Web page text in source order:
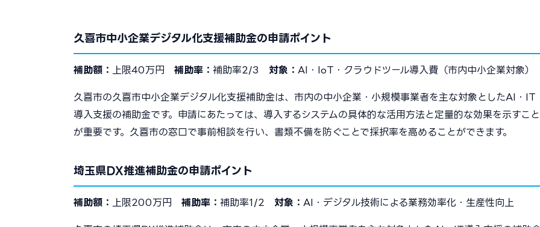
久喜市中小企業デジタル化支援補助金の申請ポイント
補助額： 上限40万円 補助率： 補助率2/3 対象： AI・IoT・クラウドツール導入費（市内中小企業対象）
久喜市の久喜市中小企業デジタル化支援補助金は、市内の中小企業・小規模事業者を主な対象としたAI・IT
導入支援の補助金です。申請にあたっては、導入するシステムの具体的な活用方法と定量的な効果を示すこと
が重要です。久喜市の窓口で事前相談を行い、書類不備を防ぐことで採択率を高めることができます。
埼玉県DX推進補助金の申請ポイント
補助額： 上限200万円 補助率： 補助率1/2 対象： AI・デジタル技術による業務効率化・生産性向上